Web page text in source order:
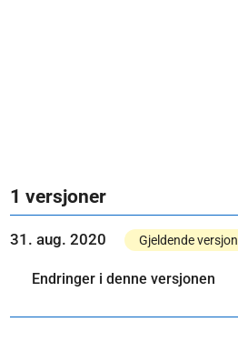
1 versjoner
31. aug. 2020 Gjeldende versjon
Endringer i denne versjonen